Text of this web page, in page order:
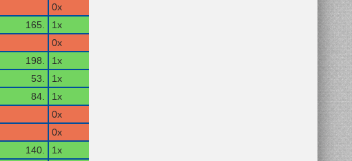
0x
165.
1x
0x
198.
1x
53.
1x
84.
1x
0x
0x
140.
1x